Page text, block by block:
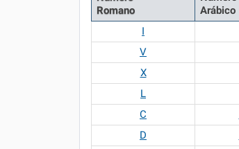
Romano
Arábico
I
V
X
L
C
D